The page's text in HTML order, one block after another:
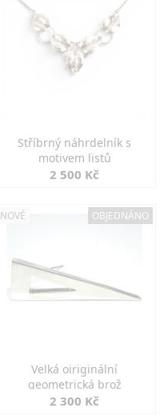
Stříbrný náhrdelník s
motivem listů
2 500 Kč
NOVÉ OBJEDNÁNO
Velká oiriginální
geometrická brož
2 300 Kč